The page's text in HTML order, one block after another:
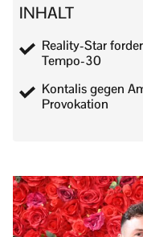
INHALT
Reality-Star
Tempo-30
Kontalis gegen
Provokation